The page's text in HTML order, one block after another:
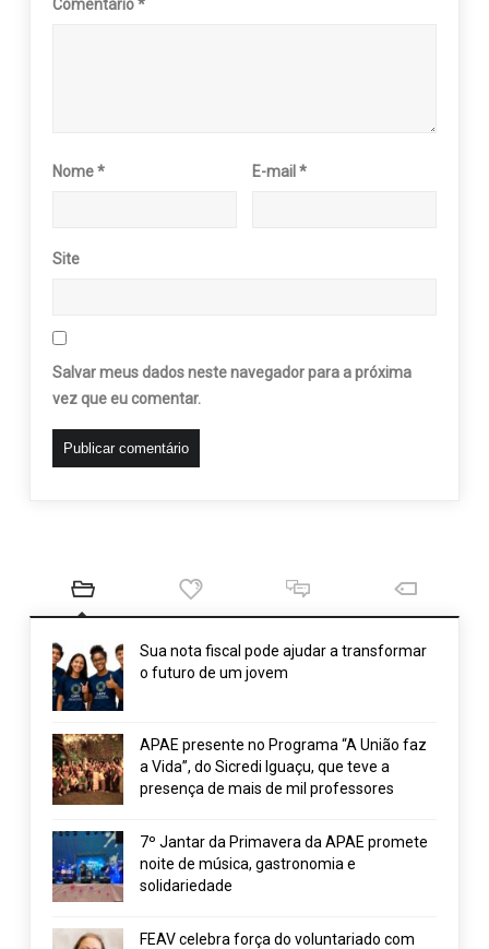
Comentário*
Nome* E-mail*
Site
Salvar meus dados neste navegador para a próxima
vez que eu comentar.
Sua nota fiscal pode ajudar a transformar
o futuro de um jovem
APAE presente no Programa “A União faz
a Vida”, do Sicredi Iguaçu, que teve a
presença de mais de mil professores
7º Jantar da Primavera da APAE promete
noite de música, gastronomia e
solidariedade
FEAV celebra força do voluntariado com